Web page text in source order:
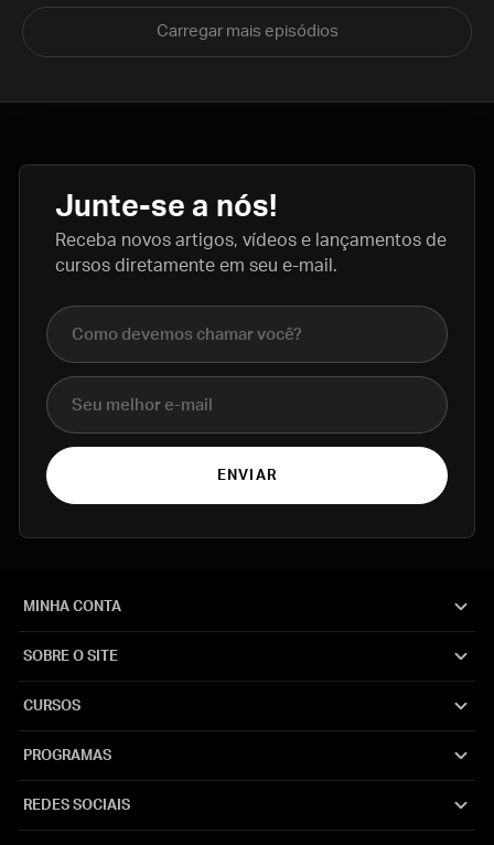
Carregar mais episódios
Junte-se a nós!
Receba novos artigos, vídeos e lançamentos de
cursos diretamente em seu e-mail.
Nome completo
E-mail
ENVIAR
MINHA CONTA
SOBRE O SITE
CURSOS
PROGRAMAS
REDES SOCIAIS